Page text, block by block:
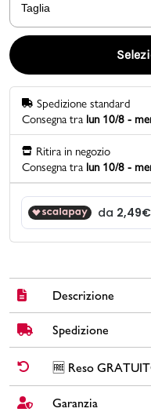
Accedi | Registrati
Promo & News
negozi
contatti
pcard
Gift card
Taglia
Spedizione standard
Consegna tra lun 10/8 -
Ritira in negozio
Consegna tra lun 10/8 -
Descrizione
Sabot traforate da
con cinturino per il tallone.
Brand: De@de
Colore: verde
Tomaia: altro
Spedizione
✅ Spedizione Standard
giornilavorativi. Per ordini
costo di € 6,00.
🆓 Reso
Cambi idea?Non
Garanzia